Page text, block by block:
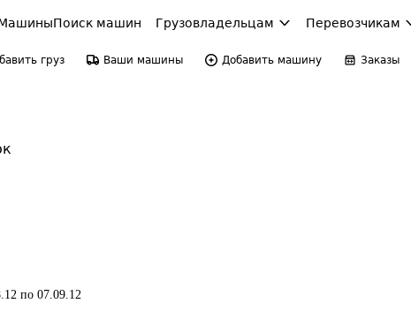
Поиск машин Грузовладельцам Перевозчикам
груз Ваши машины Добавить машину Заказы
по 07.09.12